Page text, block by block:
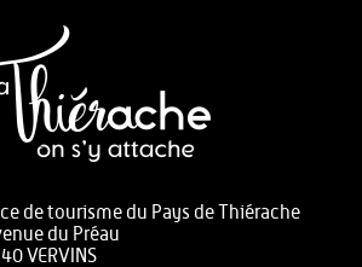
de tourisme du Pays de Thiérache
du Préau
VERVINS